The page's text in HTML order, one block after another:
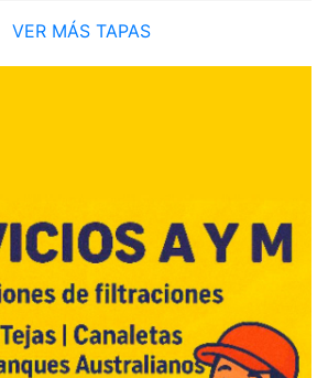
VER MÁS TAPAS